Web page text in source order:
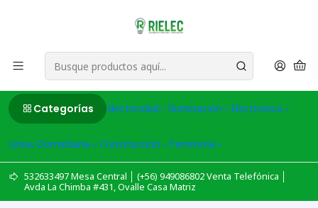
Categorías Electricidad Iluminación Electronica
Linea Domiciliaria Construcción Ferreteria
532633497 Mesa Central │ (+56) 949086802 Venta Telefónica │
Avda La Chimba #431, Ovalle Casa Matriz